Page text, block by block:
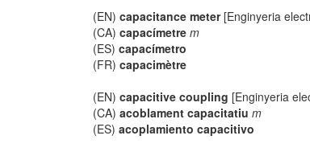
(EN)capacitance meter[Enginyeria
(CA)capacímetre m
(ES)capacímetro
(FR)capacimètre
(EN)capacitive coupling [Enginyeria
(CA)acoblament capacitatiu m
(ES)acoplamiento capacitivo